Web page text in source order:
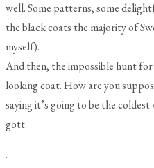
well. Some patterns, some
the black coats the majority of
myself).
And then, the impossible hunt
looking coat.Howare you
saying it’s going to be the
gott.
.